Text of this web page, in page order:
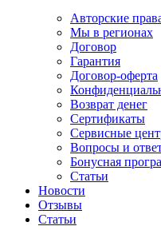
Авторские
Мы в регионах
Договор
Гарантия
Договор-оферта
Возврат денег
Сертификаты
Сервисные
Вопросы и
Бонусная
Статьи
Новости
Отзывы
Статьи